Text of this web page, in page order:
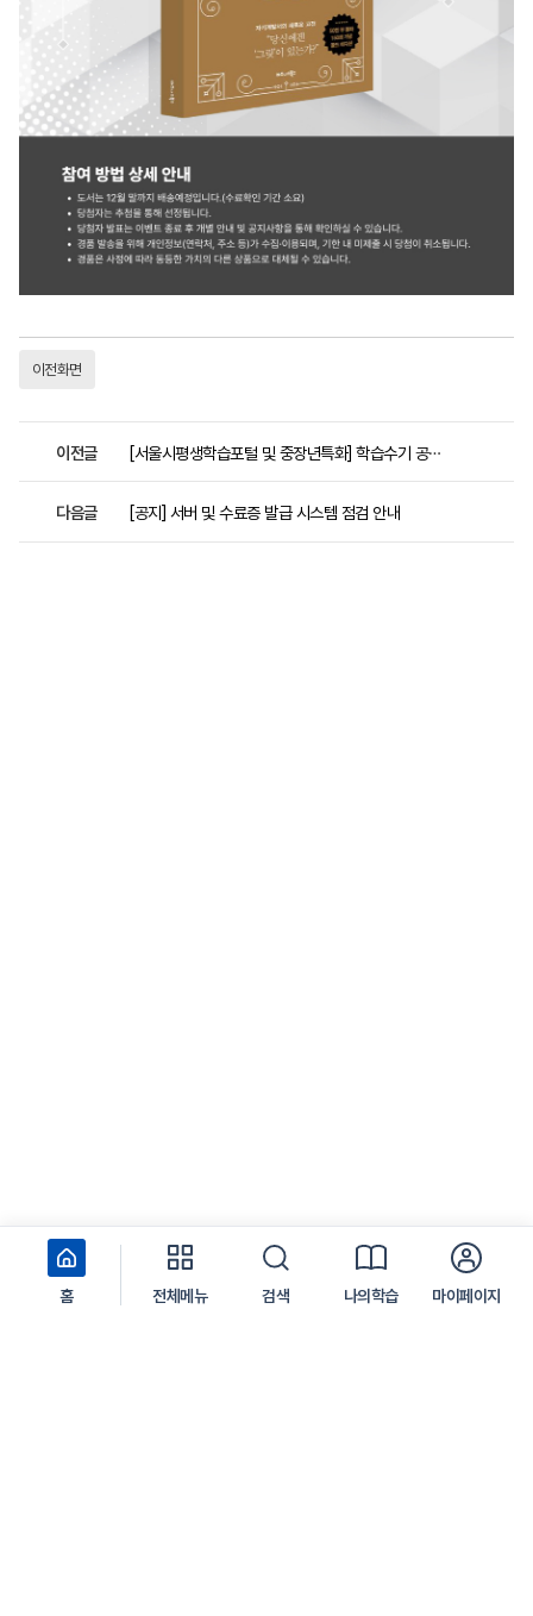
이전화면
이전글 [서울시평생학습포털 및 중장년특화] 학습수기 공모전
다음글 [공지] 서버 및 수료증 발급 시스템 점검 안내
홈 전체메뉴 검색 나의학습 마이페이지